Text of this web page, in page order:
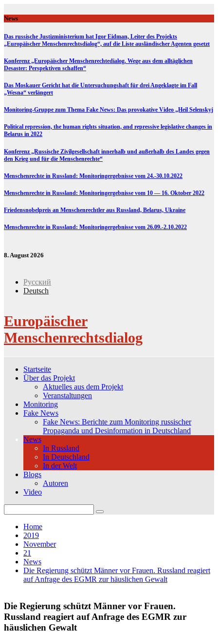
to
content
News
Das russische Justizministerium hat Igor Eidman, Leiter des Projekts
„Europäischer Menschenrechtsdialog“, auf die Liste ausländischer Agenten gesetzt
Konferenz „Europäischer Menschenrechtedialog. Wege aus dem alltäglichen
Desaster: Perspektiven schaffen“
Das Moskauer Gericht hat die Untersuchungshaft für drei Angeklagte im Fall
„Wesna“ verlängert
Monitoring-Gruppe zum Thema Fake News: Das provokative Video „Heil Selenskyj
Political repression, the human rights situation, and repressive legislative changes in
Belarus in 2022
Konferenz „Russische Zivilgesellschaft innerhalb und außerhalb des Landes gegen
den Krieg und für die Menschenrechte“
Menschenrechte in Russland: Monitoringergebnisse vom 24.-30.10.2022
Menschenrechte in Russland: Monitoringergebnisse vom 10 — 16. Oktober 2022
Friedensnobelpreis an Menschenrechtler aus Russland, Belarus, Ukraine
Menschenrechte in Russland: Monitoringergebnisse vom 26.09.-2.10.2022
8. August 2026
Русский
Deutsch
Europäischer
Menschenrechtsdialog
Startseite
Über das Projekt
Aktuelles aus dem Projekt
Veranstaltungen
Monitoring
Fake News
Fake News: Berichte zum Monitoring russischer
Propaganda und Desinformation in Deutschland
News
In Russland
In Deutschland
In der Welt
Blogs
Autoren
Video
for:
Home
2019
November
21
News
Die Regierung schützt Männer vor Frauen. Russland reagiert
auf Anfrage des EGMR zur häuslichen Gewalt
Die Regierung schützt Männer vor Frauen.
Russland reagiert auf Anfrage des EGMR zur
häuslichen Gewalt